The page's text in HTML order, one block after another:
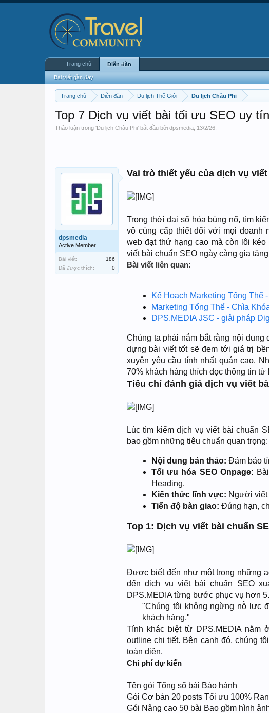
Trang chủ Diễn đàn Du lịch Thế Giới Du lịch Châu Phi
Top 7 Dịch vụ viết bài tối ưu SEO uy tín
Thảo luận trong 'Du lịch Châu Phi' bắt đầu bởi dpsmedia 13/2/26
dpsmedia
Active Member
Bài viết:
186
Đã được thích:
0
Vai trò thiết yếu của dịch vụ
Trong thời đại số hóa bùng nổ, tìm
vô cùng cấp thiết đối với mọi doanh
web đạt thứ hạng cao mà còn lôi
viết bài chuẩn SEO ngày càng gia
Bài viết liên quan:
Kế Hoạch Marketing Tổng Thể
Marketing Tổng Thể - Chìa
DPS.MEDIA JSC - giải pháp
Chúng ta phải nắm bắt rằng nội
dựng bài viết tốt sẽ đem tới giá trị
xuyên yêu cầu tính nhất quán cao.
70% khách hàng thích đọc thông tin
Tiêu chí đánh giá dịch vụ viết
Lúc tìm kiếm dịch vụ viết bài chuẩn
bao gồm những tiêu chuẩn quan trọng:
Nội dung bản thảo: Đảm bảo
Tối ưu hóa SEO Onpage:
Heading.
Kiến thức lĩnh vực: Người
Tiến độ bàn giao: Đúng hạn,
Top 1: Dịch vụ viết bài chuẩn
Được biết đến như một trong những
đến dịch vụ viết bài chuẩn SEO
DPS.MEDIA từng bước phục vụ hơn
"Chúng tôi không ngừng nỗ lực
khách hàng."​
Tính khác biệt từ DPS.MEDIA nằm
outline chi tiết. Bên cạnh đó, chúng
toàn diện.
Chi phí dự kiến
Tên gói Tổng số bài Bảo hành
Gói Cơ bản 20 posts Tối ưu 100%
Gói Nâng cao 50 bài Bao gồm hình
Trang chủ Diễn đàn
Bài viết gần đây